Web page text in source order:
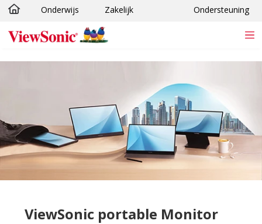
Ga naar hoofdinhoud
Onderwijs Zakelijk Ondersteuning
ViewSonic portable Monitor